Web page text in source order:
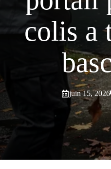
colis a
juin 15, 2026